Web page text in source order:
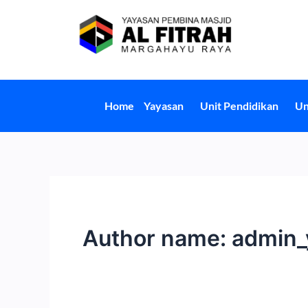
Home Yayasan Unit Pendidikan
Author name: